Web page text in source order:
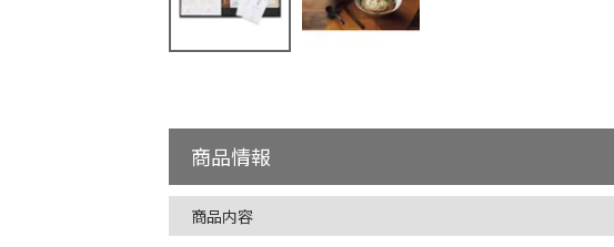
商品情報
商品内容